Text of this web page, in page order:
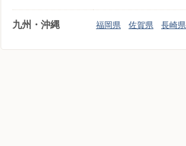
九州・沖縄 福岡県 佐賀県 長崎県